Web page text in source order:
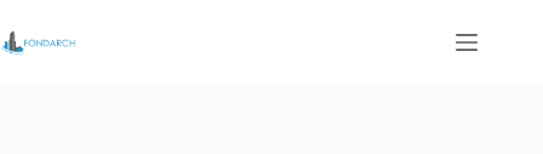
au
contenu